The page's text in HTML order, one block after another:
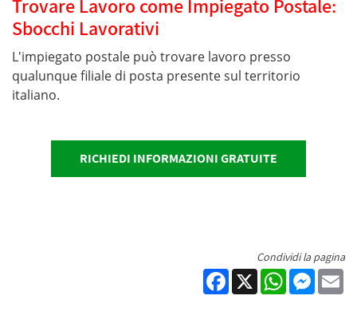
Trovare Lavoro come Impiegato Postale:
Sbocchi Lavorativi
L'impiegato postale può trovare lavoro presso
qualunque filiale di posta presente sul territorio
italiano.
RICHIEDI INFORMAZIONI GRATUITE
Condividi la pagina
Facebook
X WhatsApp